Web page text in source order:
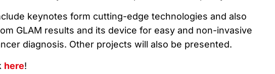
keynotes form cutting-edge technologies and also
GLAM results and its device for easy and non-invasive
diagnosis. Other projects will also be presented.
here!